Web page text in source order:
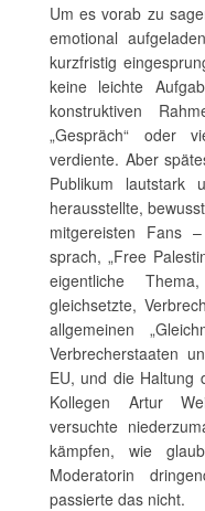
Um es vorab zu
emotional
kurzfristig
keine leichte
konstruktiven
„Gespräch“ oder
verdiente. Aber
Publikum lautstark
herausstellte,
mitgereisten Fans
sprach, „Free
eigentliche
gleichsetzte,
allgemeinen
Verbrecherstaaten
EU, und die Haltung
Kollegen Artur
versuchte
kämpfen, wie
Moderatorin
passierte das nicht.